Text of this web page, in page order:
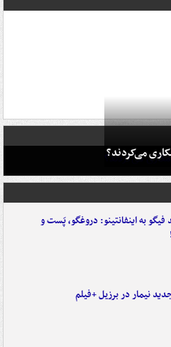
می‌کردند؟
فیگو به اینفانتینو: دروغگو، پَست‌ و
نیمار در برزیل +فیلم